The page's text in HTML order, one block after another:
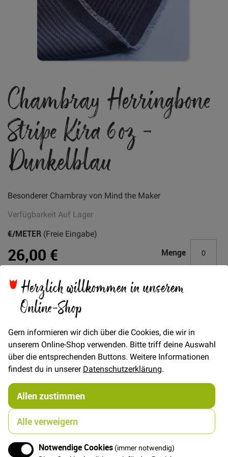
Herzlich willkommen in unserem
Online-Shop
Gern informieren wir dich über die Cookies, die wir in
unserem Online-Shop verwenden. Bitte triff deine Auswahl
über die entsprechenden Buttons. Weitere Informationen
findest du in unsererDatenschutzerklärung.
Allen zustimmen
Alle verweigern
Notwendige Cookies (immer notwendig)
der
Bildgalerie
springen
Chambray Herringbone
Stripe Kira 6oz -
Dunkelblau
Besonderer Chambray von Mind the Maker
VerfügbarkeitAuf Lager
26,00 €
€/METER (Freie Eingabe)
Menge
In den Warenkorb
Details
ideal für Sommerhosen, Röcke und Shirts
-Stoff unbedingt vorwaschen
-Bitte mit ähnlichen Farben vorwaschen, denn Denim
Stoffe färben aus.
-Immer zusammen mit dunklen Farben waschen